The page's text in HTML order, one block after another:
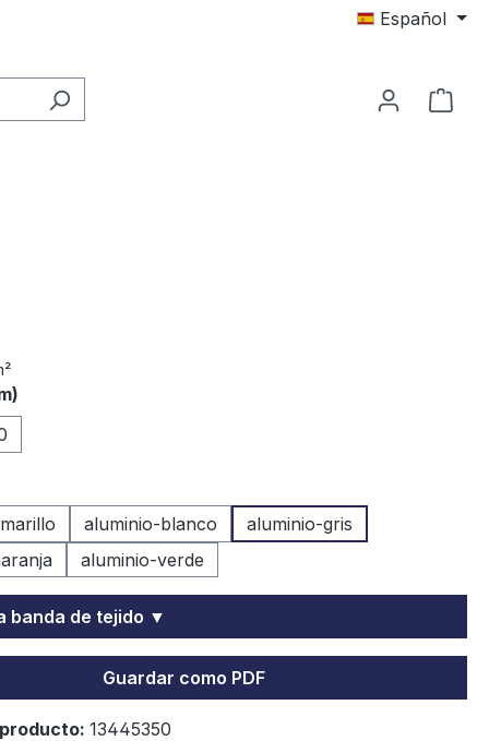
Español
El
aluminio-blanco
aluminio-gris
aluminio-verde
banda de tejido ▼
Guardar como PDF
13445350